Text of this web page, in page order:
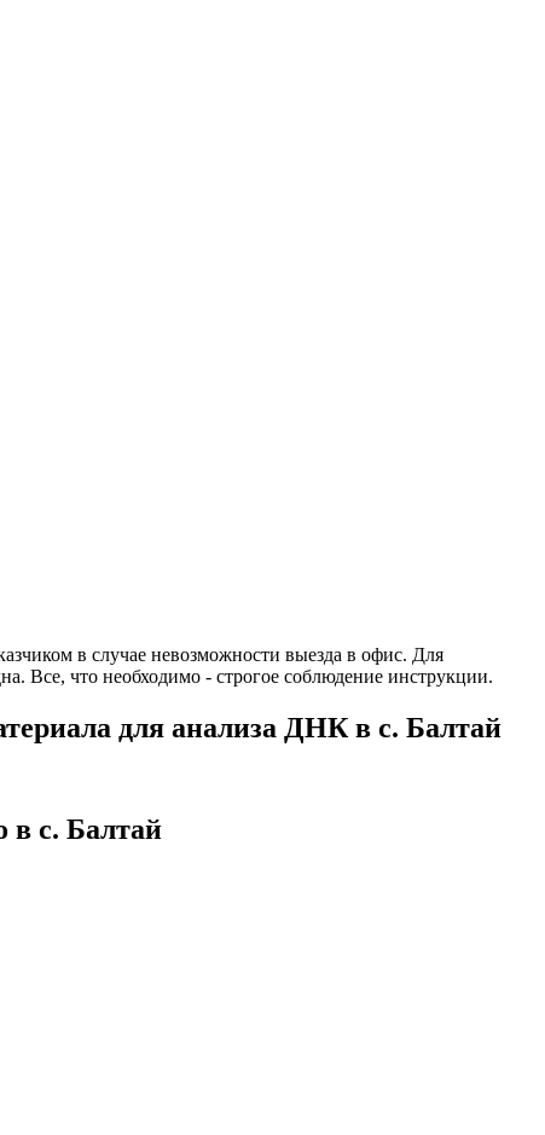
в случае невозможности выезда в офис. Для
Все, что необходимо - строгое соблюдение инструкции.
для анализа ДНК в с. Балтай
в с. Балтай